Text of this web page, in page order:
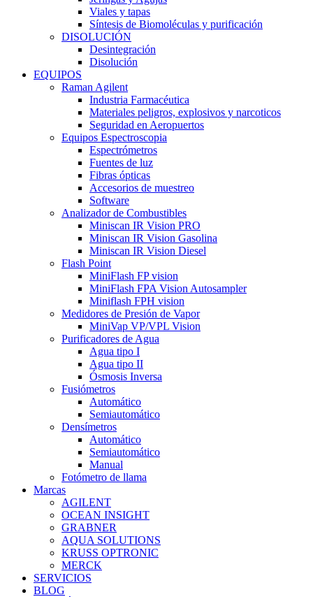
Viales y tapas
Síntesis de Biomoléculas y purificación
DISOLUCIÓN
Desintegración
Disolución
EQUIPOS
Raman Agilent
Industria Farmacéutica
Materiales peligros, explosivos y narcoticos
Seguridad en Aeropuertos
Equipos Espectroscopia
Espectrómetros
Fuentes de luz
Fibras ópticas
Accesorios de muestreo
Software
Analizador de Combustibles
Miniscan IR Vision PRO
Miniscan IR Vision Gasolina
Miniscan IR Vision Diesel
Flash Point
MiniFlash FP vision
MiniFlash FPA Vision Autosampler
Miniflash FPH vision
Medidores de Presión de Vapor
MiniVap VP/VPL Vision
Purificadores de Agua
Agua tipo I
Agua tipo II
Ósmosis Inversa
Fusiómetros
Automático
Semiautomático
Densímetros
Automático
Semiautomático
Manual
Fotómetro de llama
Marcas
AGILENT
OCEAN INSIGHT
GRABNER
AQUA SOLUTIONS
KRUSS OPTRONIC
MERCK
SERVICIOS
BLOG